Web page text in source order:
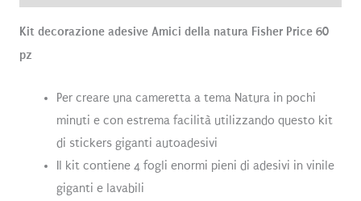
Kit decorazione adesive Amici della natura Fisher Price 60
pz
Per creare una cameretta a tema Natura in pochi
minuti e con estrema facilità utilizzando questo kit
di stickers giganti autoadesivi
Il kit contiene 4 fogli enormi pieni di adesivi in vinile
giganti e lavabili